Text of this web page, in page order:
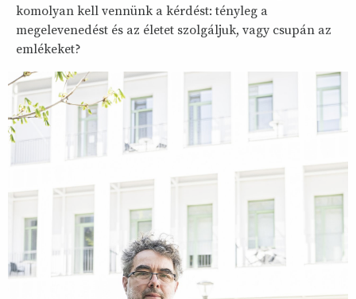
komolyan kell vennünk a kérdést: tényleg a
megelevenedést és az életet szolgáljuk, vagy csupán az
emlékeket?